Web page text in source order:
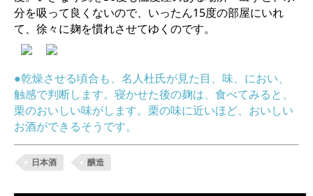
分を吸って良くないので、いったん15度の部屋にいれ
て、徐々に麹を慣れさせてゆくのです。
●乾燥させる頃合も、名人杜氏が見た目、味、におい、
触感で判断します。寝かせた後の麹は、食べてみると、
栗のおいしい味がします。栗の味に近いほど、おいしい
お酒ができるそうです。
日本酒 醸造